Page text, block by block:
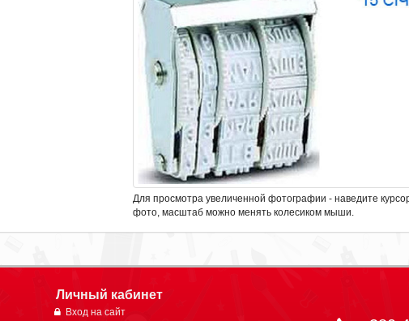
Для просмотра увеличенной фотографии - наведите
фото, масштаб можно менять колесиком мыши.
Личный кабинет
Вход на сайт